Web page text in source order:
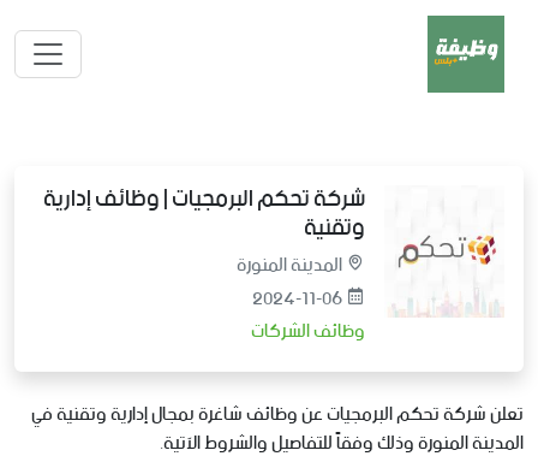
شركة تحكم البرمجيات | وظائف إدارية
وتقنية
المدينة المنورة
2024-11-06
وظائف الشركات
تعلن شركة تحكم البرمجيات عن وظائف شاغرة بمجال إدارية وتقنية في
المدينة المنورة وذلك وفقاً للتفاصيل والشروط الآتية.